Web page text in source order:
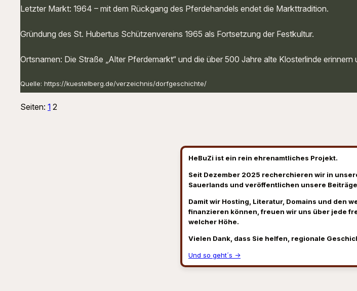
Letzter Markt: 1964 – mit dem Rückgang des Pferdehandels endet die Markttradition.
Gründung des St. Hubertus Schützenvereins 1965 als Fortsetzung der Festkultur.
Ortsnamen: Die Straße „Alter Pferdemarkt“ und die über 500 Jahre alte Klosterlinde
Quelle: https://kuestelberg.de/verzeichnis/dorfgeschichte/
Seiten: 1 2
HeBuZi ist ein rein ehrenamtliches Projekt.
Seit Dezember 2025 recherchieren wir in
Sauerlands und veröffentlichen unsere
Damit wir Hosting, Literatur, Domains und den
finanzieren können, freuen wir uns über jede
welcher Höhe.
Vielen Dank, dass Sie helfen, regionale
Und so geht´s →